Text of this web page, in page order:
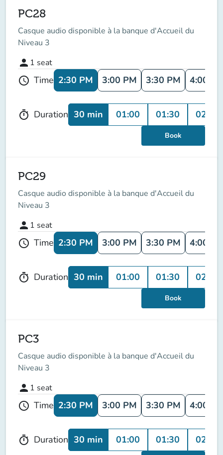
PC28
Casque audio disponible à la banque d'Accueil du
Niveau 3
person 1 seat
schedule Time 2:30 PM 3:00 PM 3:30 PM 4:00
timer Duration 30 min 01:00 01:30 02:00
Book
PC29
Casque audio disponible à la banque d'Accueil du
Niveau 3
person 1 seat
schedule Time 2:30 PM 3:00 PM 3:30 PM 4:00
timer Duration 30 min 01:00 01:30 02:00
Book
PC3
Casque audio disponible à la banque d'Accueil du
Niveau 3
person 1 seat
schedule Time 2:30 PM 3:00 PM 3:30 PM 4:00
timer Duration 30 min 01:00 01:30 02:00